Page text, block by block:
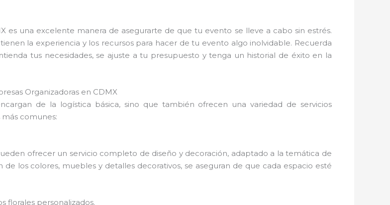
es una excelente manera de asegurarte de que tu evento se lleve a cabo sin estrés.
la experiencia y los recursos para hacer de tu evento algo inolvidable. Recuerda
tus necesidades, se ajuste a tu presupuesto y tenga un historial de éxito en la
Organizadoras en CDMX
de la logística básica, sino que también ofrecen una variedad de servicios
comunes:
ofrecer un servicio completo de diseño y decoración, adaptado a la temática de
los colores, muebles y detalles decorativos, se aseguran de que cada espacio esté
florales personalizados.